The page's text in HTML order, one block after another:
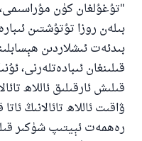
"تۇغۇلغان كۈن
بىلەن روزا تۇتۇشتىن
بىدئەت ئىشلاردىن
قىلىنغان ئىبادەتلەرنى،
قىلىش ئارقىلىق ئاللاھ
ۋاقىت ئاللاھ تائالانىڭ
رەھمەت ئېيتىپ شۈكىر